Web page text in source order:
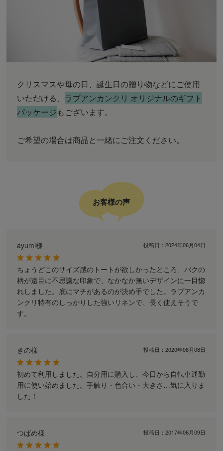
クリスマスや母の日、誕生日の贈り物などにご使用
いただける、 ラプアンカンクリ オリジナルのギフト
パッケージもございます。
ご希望の場合は商品と一緒にご注文ください。
お客様の声
ayumi様 投稿日：2024年06月04日
ちょうどこのサイズ感のトートが欲しかったところ、バクの
柄が遠目に不思議な印象で、なかなか無いデザインに一目惚
れしました。底にマチがあるのが決め手でした。ラプアンカ
ンクリ特有のしっかりした強いリネンで、長く使えそうで
す。
きの様 投稿日：2020年06月08日
初めて利用しました。自分用に購入し、今日から自転車通勤
用に使い始めました。手触り・色合い・大きさ…気に入りま
した！
つばめ様 投稿日：2017年06月09日